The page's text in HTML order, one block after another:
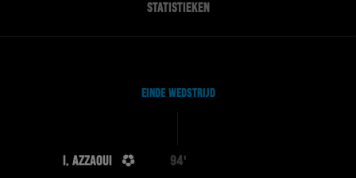
STATISTIEKEN
EINDE WEDSTRIJD
I. AZZAOUI 94'